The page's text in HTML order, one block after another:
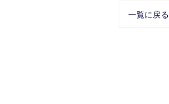
一覧に戻る